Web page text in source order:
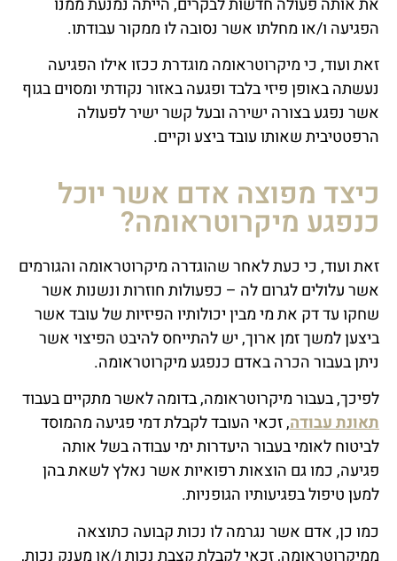
את אותה פעולה חדשות לבקרים, הייתה נמנעת ממנו
הפגיעה ו/או מחלתו אשר נסובה לו ממקור עבודתו.
זאת ועוד, כי מיקרוטראומה מוגדרת ככזו אילו הפגיעה
נעשתה באופן פיזי בלבד ופגעה באזור נקודתי ומסוים בגוף
אשר נפגע בצורה ישירה ובעל קשר ישיר לפעולה
הרפטטיבית שאותו עובד ביצע וקיים.
כיצד מפוצה אדם אשר יוכל
כנפגע מיקרוטראומה?
זאת ועוד, כי כעת לאחר שהוגדרה מיקרוטראומה והגורמים
אשר עלולים לגרום לה – כפעולות חוזרות ונשנות אשר
שחקו עד דק את מי מבין יכולותיו הפיזיות של עובד אשר
ביצען למשך זמן ארוך, יש להתייחס להיבט הפיצוי אשר
ניתן בעבור הכרה באדם כנפגע מיקרוטראומה.
לפיכך, בעבור מיקרוטראומה, בדומה לאשר מתקיים בעבוד
תאונת עבודה, זכאי העובד לקבלת דמי פגיעה מהמוסד
לביטוח לאומי בעבור היעדרות ימי עבודה בשל אותה
פגיעה, כמו גם הוצאות רפואיות אשר נאלץ לשאת בהן
למען טיפול בפגיעותיו הגופניות.
כמו כן, אדם אשר נגרמה לו נכות קבועה כתוצאה
ממיקרוטראומה, זכאי לקבלת קצבת נכות ו/או מענק נכות,